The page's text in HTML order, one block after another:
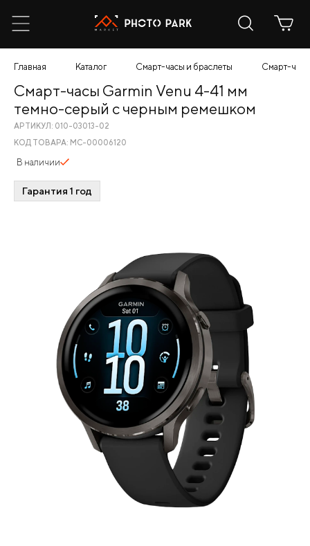
Главная Каталог Смарт-часы и браслеты Смарт-
Смарт-часы Garmin Venu 4-41 мм
темно-серый с черным ремешком
АРТИКУЛ: 010-03013-02
КОД ТОВАРА: МС-00006120
В наличии
Гарантия 1 год